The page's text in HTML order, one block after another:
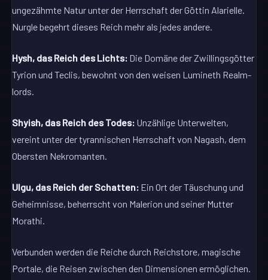
ungezähmte Natur unter der Herrschaft der Göttin Alarielle.
Nurgle begehrt dieses Reich mehr als jedes andere.
Hysh, das Reich des Lichts: Die Domäne der Zwillingsgötter
Tyrion und Teclis, bewohnt von den weisen Lumineth Realm-
lords.
Shyish, das Reich des Todes: Unzählige Unterwelten,
vereint unter der tyrannischen Herrschaft von Nagash, dem
Obersten Nekromanten.
Ulgu, das Reich der Schatten: Ein Ort der Täuschung und
Geheimnisse, beherrscht von Malerion und seiner Mutter
Morathi.
Verbunden werden die Reiche durch Reichstore, magische
Portale, die Reisen zwischen den Dimensionen ermöglichen.